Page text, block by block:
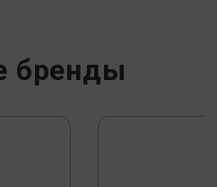
бренды